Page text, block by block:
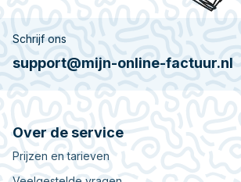
Schrijf ons
support@mijn-online-factuur.nl
Over de service
Prijzen en tarieven